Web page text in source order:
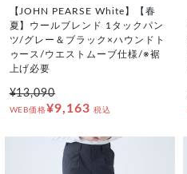
【JOHN PEARSE White】【春
夏】ウールブレンド 1タックパン
ツ/グレー＆ブラック×ハウンドト
ゥース/ウエストムーブ仕様/※裾
上げ必要
¥13,090
WEB価格¥9,163 税込